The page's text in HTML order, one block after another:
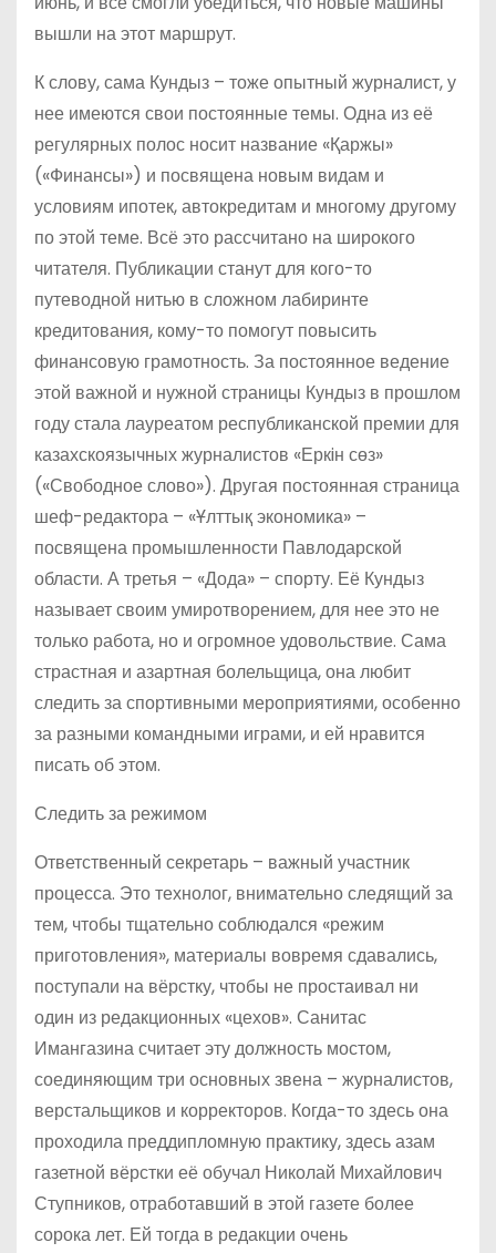
вышли на этот маршрут.
К слову, сама Кундыз – тоже опытный журналист, у
нее имеются свои постоянные темы. Одна из её
регулярных полос носит название «Қаржы»
(«Финансы») и посвящена новым видам и
условиям ипотек, автокредитам и многому другому
по этой теме. Всё это рассчитано на широкого
читателя. Публикации станут для кого-то
путеводной нитью в сложном лабиринте
кредитования, кому-то помогут повысить
финансовую грамотность. За постоянное ведение
этой важной и нужной страницы Кундыз в прошлом
году стала лауреатом республиканской премии для
казахскоязычных журналистов «Еркiн сөз»
(«Свободное слово»). Другая постоянная страница
шеф-редактора – «Ұлттық экономика» –
посвящена промышленности Павлодарской
области. А третья – «Дода» – спорту. Её Кундыз
называет своим умиротворением, для нее это не
только работа, но и огромное удовольствие. Сама
страстная и азартная болельщица, она любит
следить за спортивными мероприятиями, особенно
за разными командными играми, и ей нравится
писать об этом.
Следить за режимом
Ответственный секретарь – важный участник
процесса. Это технолог, внимательно следящий за
тем, чтобы тщательно соблюдался «режим
приготовления», материалы вовремя сдавались,
поступали на вёрстку, чтобы не простаивал ни
один из редакционных «цехов». Санитас
Имангазина считает эту должность мостом,
соединяющим три основных звена – журналистов,
верстальщиков и корректоров. Когда-то здесь она
проходила преддипломную практику, здесь азам
газетной вёрстки её обучал Николай Михайлович
Ступников, отработавший в этой газете более
сорока лет. Ей тогда в редакции очень